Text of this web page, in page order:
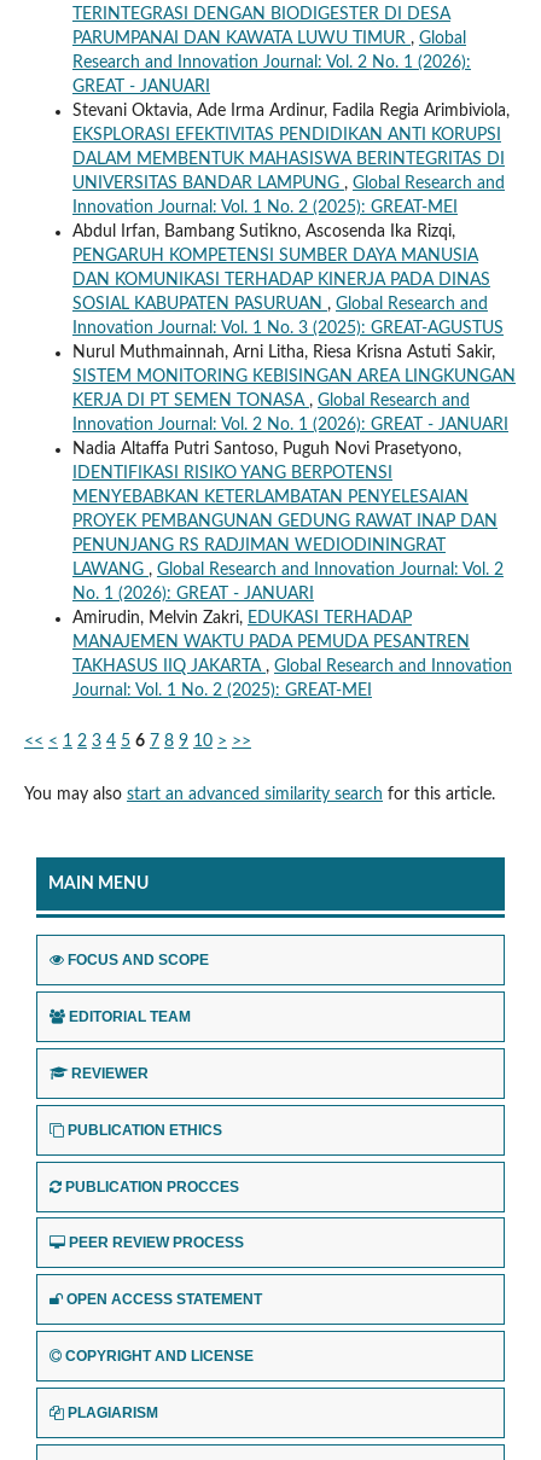
TERINTEGRASI DENGAN BIODIGESTER DI DESA
PARUMPANAI DAN KAWATA LUWU TIMUR , Global
Research and Innovation Journal: Vol. 2 No. 1 (2026):
GREAT - JANUARI
Stevani Oktavia, Ade Irma Ardinur, Fadila Regia Arimbiviola,
EKSPLORASI EFEKTIVITAS PENDIDIKAN ANTI KORUPSI
DALAM MEMBENTUK MAHASISWA BERINTEGRITAS DI
UNIVERSITAS BANDAR LAMPUNG , Global Research and
Innovation Journal: Vol. 1 No. 2 (2025): GREAT-MEI
Abdul Irfan, Bambang Sutikno, Ascosenda Ika Rizqi,
PENGARUH KOMPETENSI SUMBER DAYA MANUSIA
DAN KOMUNIKASI TERHADAP KINERJA PADA DINAS
SOSIAL KABUPATEN PASURUAN , Global Research and
Innovation Journal: Vol. 1 No. 3 (2025): GREAT-AGUSTUS
Nurul Muthmainnah, Arni Litha, Riesa Krisna Astuti Sakir,
SISTEM MONITORING KEBISINGAN AREA LINGKUNGAN
KERJA DI PT SEMEN TONASA , Global Research and
Innovation Journal: Vol. 2 No. 1 (2026): GREAT - JANUARI
Nadia Altaffa Putri Santoso, Puguh Novi Prasetyono,
IDENTIFIKASI RISIKO YANG BERPOTENSI
MENYEBABKAN KETERLAMBATAN PENYELESAIAN
PROYEK PEMBANGUNAN GEDUNG RAWAT INAP DAN
PENUNJANG RS RADJIMAN WEDIODININGRAT
LAWANG , Global Research and Innovation Journal: Vol. 2
No. 1 (2026): GREAT - JANUARI
Amirudin, Melvin Zakri, EDUKASI TERHADAP
MANAJEMEN WAKTU PADA PEMUDA PESANTREN
TAKHASUS IIQ JAKARTA , Global Research and Innovation
Journal: Vol. 1 No. 2 (2025): GREAT-MEI
<< < 1 2 3 4 5 6 7 8 9 10 > >>
You may also start an advanced similarity search for this article.
MAIN MENU
FOCUS AND SCOPE
EDITORIAL TEAM
REVIEWER
PUBLICATION ETHICS
PUBLICATION PROCCES
PEER REVIEW PROCESS
OPEN ACCESS STATEMENT
COPYRIGHT AND LICENSE
PLAGIARISM